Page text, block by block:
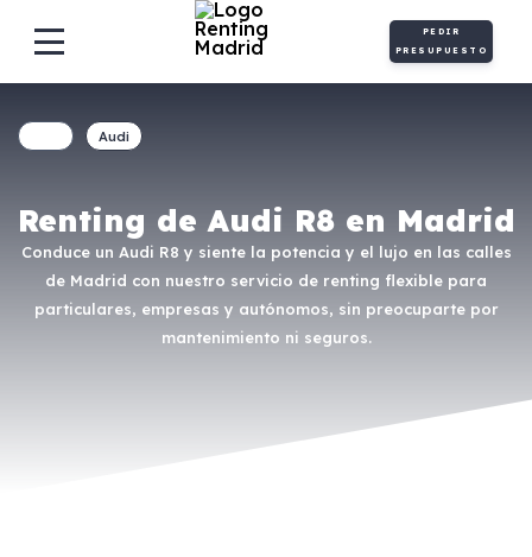
PEDIR
PRESUPUESTO
Renting de Audi R8 en Madrid
Conduce un Audi R8 y siente la potencia y el lujo en las calles
de Madrid con nuestro servicio de renting flexible para
particulares, empresas y autónomos, sin preocuparte por
mantenimiento ni seguros.
Audi